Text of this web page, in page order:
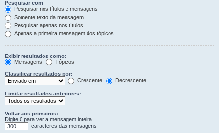
Pesquisar com:
Pesquisar nos títulos e mensagens
Somente texto da mensagem
Pesquisar apenas nos títulos
Apenas a primeira mensagem dos tópicos
Exibir resultados como:
Mensagens
Tópicos
Classificar resultados por:
Crescente
Decrescente
Limitar resultados anteriores:
Voltar aos primeiros:
Digite 0 para ver a mensagem inteira.
caracteres das mensagens